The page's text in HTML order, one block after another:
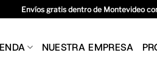
Envíos gratis dentro de Montevideo
NUESTRA EMPRESA